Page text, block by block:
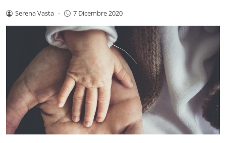
Serena Vasta - 7 Dicembre 2020